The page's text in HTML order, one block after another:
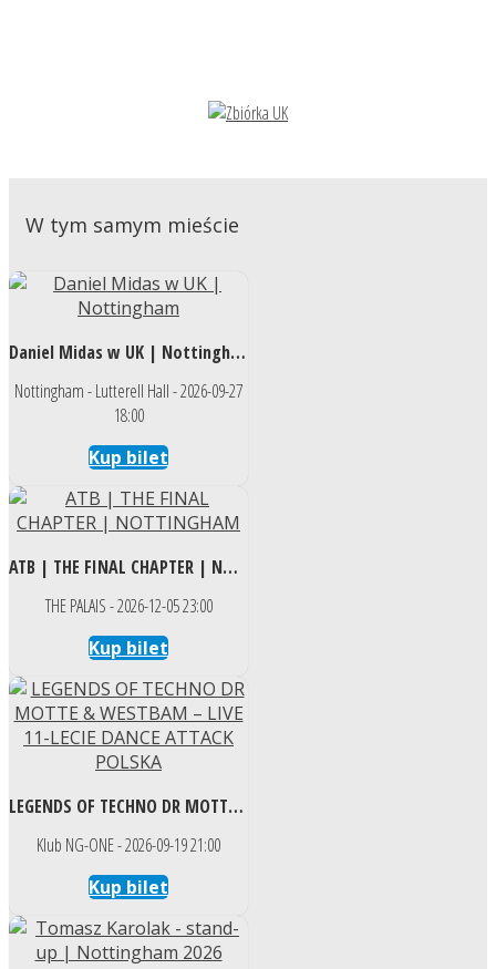
W tym samym mieście
Daniel Midas w UK | Nottingham
Nottingham - Lutterell Hall - 2026-09-27
18:00
Kup bilet
ATB | THE FINAL CHAPTER | NOTTINGHAM
THE PALAIS - 2026-12-05 23:00
Kup bilet
LEGENDS OF TECHNO DR MOTTE & WESTBAM – LIVE 11-LECIE DANCE ATTACK POLSKA
Klub NG-ONE - 2026-09-19 21:00
Kup bilet